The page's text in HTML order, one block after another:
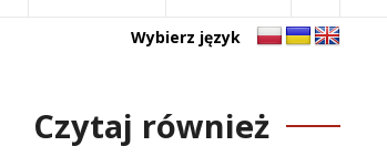
Wybierz język
Czytaj również